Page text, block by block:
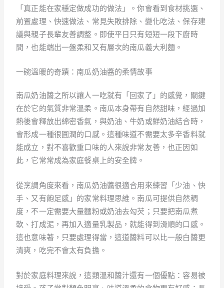
「真正能在家穩定做成功的做法」。你會看到食材挑選、
前置處理、快速做法、常見失敗排除、變化吃法、保存建
議與親子長輩友善調整。即使平日只有短短一段下廚時
間，也能端出一盤柔和又有層次的南瓜義大利麵。
一碗溫暖的奇蹟：南瓜奶油醬的柔情故事
南瓜奶油醬之所以讓人一吃就有「回家了」的感覺，關鍵
在於它的氣質非常溫柔。南瓜本身帶有自然甜味，經過加
熱後會釋放出綿密香氣，與奶油、牛奶或鮮奶油結合時，
會形成一種很圓潤的口感。這種味道不需要太多辛香料就
能成立，對不喜歡重口味的人來說非常友善，也正因如
此，它常常成為家庭餐桌上的安全牌。
從烹調角度來看，南瓜奶油醬很適合用來練習「少油、快
手、又有飽足感」的家常料理思維。南瓜可提供自然稠
度，不一定需要大量麵粉或奶油去勾芡；只要把南瓜煮
軟、打成泥，再加入適量乳製品，就能得到滑順的口感。
這也意味著，只要處理得當，這道醬料可以比一般白醬更
清爽，吃完不會太有負擔。
對於家庭料理來說，這類溫和醬汁還有一個優點：容易被